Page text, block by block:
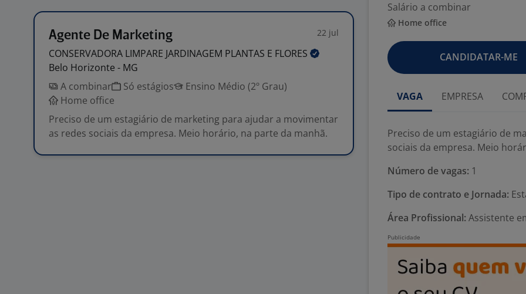
Agente De Marketing 22 jul
CONSERVADORA LIMPARE JARDINAGEM PLANTAS E FLORES
Belo Horizonte - MG
A combinar
Só estágios
Ensino Médio (2º Grau)
Home office
Preciso de um estagiário de marketing para ajudar a movimentar
as redes sociais da empresa. Meio horário, na parte da manhã.
Salário a combinar
Home office
CANDIDATAR-ME
VAGA EMPRESA
Preciso de um estagiário de
sociais da empresa. Meio
Número de vagas: 1
Tipo de contrato e Jornada:
Área Profissional: Assistente